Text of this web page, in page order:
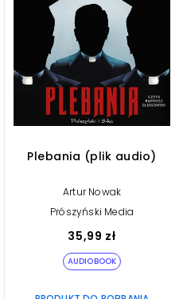
Plebania (plik audio)
Artur Nowak
Prószyński Media
35,99 zł
AUDIOBOOK